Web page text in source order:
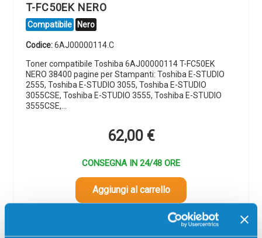
T-FC50EK NERO
Compatibile Nero
Codice:6AJ00000114.C
Toner compatibile Toshiba 6AJ00000114 T-FC50EK
NERO 38400 pagine per Stampanti: Toshiba E-STUDIO
2555, Toshiba E-STUDIO 3055, Toshiba E-STUDIO
3055CSE, Toshiba E-STUDIO 3555, Toshiba E-STUDIO
3555CSE,…
62,00 €
CONSEGNA IN 24/48 ORE
Aggiungi al carrello